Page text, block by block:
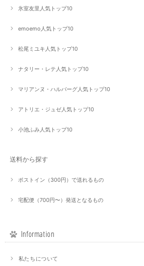
氷室友里人気トップ10
emoemo人気トップ10
松尾ミユキ人気トップ10
ナタリー・レテ人気トップ10
マリアンヌ・ハルバーグ人気トップ10
アトリエ・ジュゼ人気トップ10
小池ふみ人気トップ10
送料から探す
ポストイン（300円）で送れるもの
宅配便（700円〜）発送となるもの
Information
私たちについて